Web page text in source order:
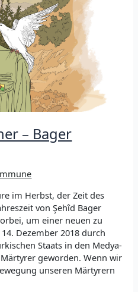
– Bager
im Herbst, der Zeit des
von Şehîd Bager
um einer neuen zu
Dezember 2018 durch
Staats in den Medya-
geworden. Wenn wir
unseren Märtyrern